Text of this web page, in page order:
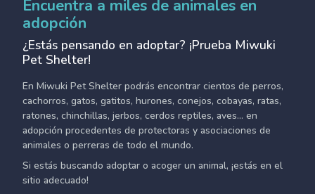
Encuentra a miles de animales en
adopción
¿Estás pensando en adoptar? ¡Prueba Miwuki
Pet Shelter!
En Miwuki Pet Shelter podrás encontrar cientos de perros,
cachorros, gatos, gatitos, hurones, conejos, cobayas, ratas,
ratones, chinchillas, jerbos, cerdos reptiles, aves... en
adopción procedentes de protectoras y asociaciones de
animales o perreras de todo el mundo.
Si estás buscando adoptar o acoger un animal, ¡estás en el
sitio adecuado!